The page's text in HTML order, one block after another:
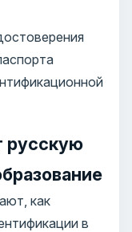
русскую
как
в